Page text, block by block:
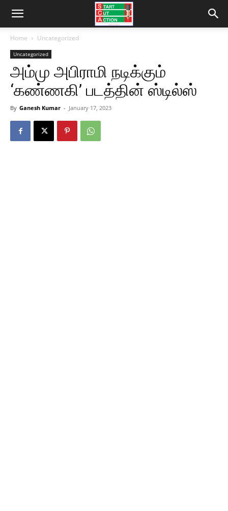
Home Uncategorized
Uncategorized
அம்மு அபிராமி நடிக்கும்
‘கண்ணகி’ படத்தின் ஸ்டில்ஸ்
By Ganesh Kumar - January 17, 2023